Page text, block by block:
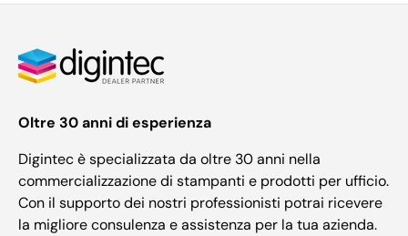
Oltre 30 anni di esperienza
Digintec è specializzata da oltre 30 anni nella
commercializzazione di stampanti e prodotti per ufficio.
Con il supporto dei nostri professionisti potrai ricevere
la migliore consulenza e assistenza per la tua azienda.